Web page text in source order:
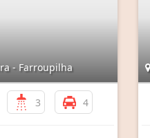
- Farroupilha
3 4